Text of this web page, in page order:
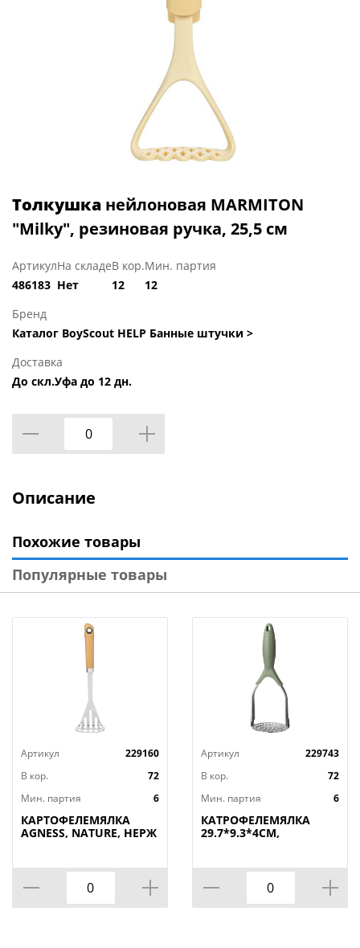
Толкушка нейлоновая MARMITON
"Milky", резиновая ручка, 25,5 см
Артикул
486183
На складе
Нет
В кор.
12
Мин. партия
12
Бренд
Каталог BoyScout HELP Банные штучки >
Доставка
До скл.Уфа до 12 дн.
Описание
Похожие товары
Популярные товары
Артикул
229160
В кор.
72
Мин. партия
6
КАРТОФЕЛЕМЯЛКА
AGNESS, NATURE, НЕРЖ
Артикул
229743
В кор.
72
Мин. партия
6
КАТРОФЕЛЕМЯЛКА
29.7*9.3*4СМ,